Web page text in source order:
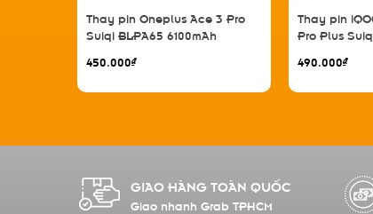
Thay pin Oneplus Ace 3 Pro
Suiqi BLPA65 6100mAh
450.000₫
Thay pin
Pro Plus
490.000₫
GIAO HÀNG TOÀN QUỐC
Giao nhanh Grab TPHCM